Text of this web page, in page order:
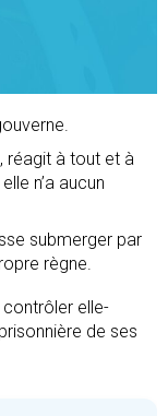
réagit à tout et à
n’a aucun
submerger par
règne.
elle-
de ses